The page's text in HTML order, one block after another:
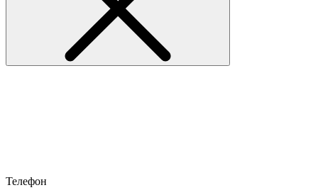
Телефон